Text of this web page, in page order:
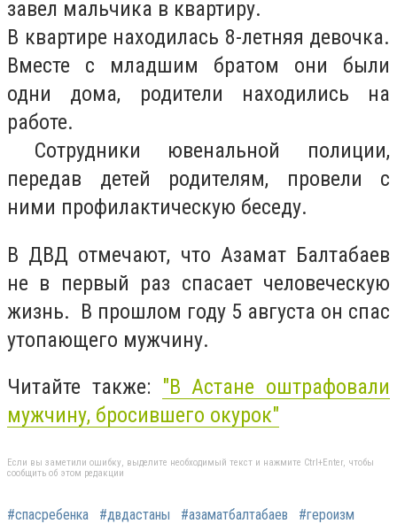
завел мальчика в квартиру.
В квартире находилась 8-летняя девочка.
Вместе с младшим братом они были
одни дома, родители находились на
работе.
Сотрудники ювенальной полиции,
передав детей родителям, провели с
ними профилактическую беседу.
В ДВД отмечают, что Азамат Балтабаев
не в первый раз спасает человеческую
жизнь. В прошлом году 5 августа он спас
утопающего мужчину.
Читайте также: "В Астане оштрафовали
мужчину, бросившего окурок"
Если вы заметили ошибку, выделите необходимый текст и нажмите Ctrl+Enter, чтобы
сообщить об этом редакции
#спасребенка #двдастаны #азаматбалтабаев #героизм